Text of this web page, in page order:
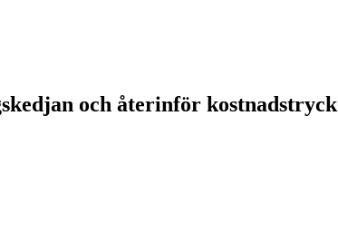
och återinför kostnadstryck